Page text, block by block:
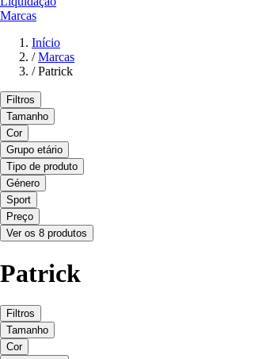
Marcas
Início
/ Marcas
/ Patrick
Filtros
Tamanho
Cor
Grupo etário
Tipo de produto
Género
Sport
Preço
Ver os 8 produtos
Patrick
Filtros
Tamanho
Cor